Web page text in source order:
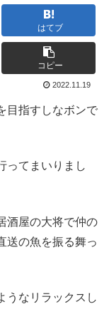
はてブ
コピー
2022.11.19
目指すしなボンで
ってまいりまし
酒屋の大将で仲の
送の魚を振る舞っ
うなリラックスし